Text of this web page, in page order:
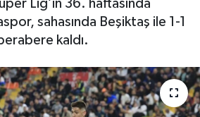
Lig’in 36. haftasında
sahasında Beşiktaş ile 1-1
kaldı.
Privacy Policy